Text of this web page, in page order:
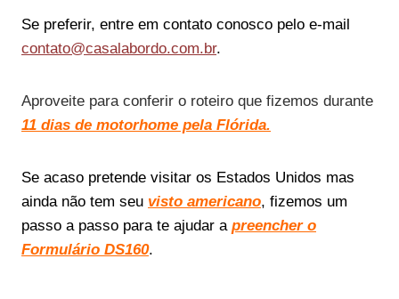
Se preferir, entre em contato conosco pelo e-mail
contato@casalabordo.com.br.
Aproveite para conferir o roteiro que fizemos durante
11 dias de motorhome pela Flórida.
Se acaso pretende visitar os Estados Unidos mas
ainda não tem seu visto americano, fizemos um
passo a passo para te ajudar a preencher o
Formulário DS160.